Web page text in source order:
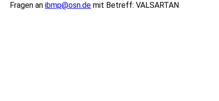
Fragen an ibmp@osn.de mit Betreff: VALSARTAN